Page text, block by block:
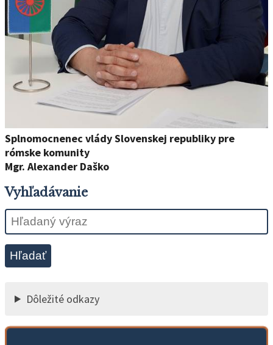
Splnomocnenec vlády Slovenskej republiky pre
rómske komunity
Mgr. Alexander Daško
Vyhľadávanie
Hľadať
Dôležité odkazy